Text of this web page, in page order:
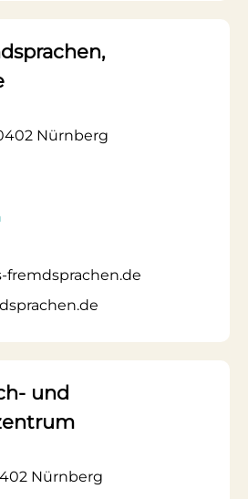
Nürnberg
fremdsprachen.de
und
Nürnberg